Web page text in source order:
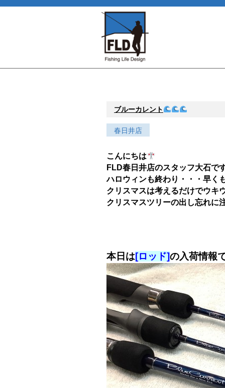
ブルーカレント
春日井店
こんにちは
FLD春日井店のスタッフ大石で
ハロウィンも終わり・・・早く
クリスマスは考えるだけでウキ
クリスマスツリーの出し忘れに
本日は[ロッド]の入荷情報